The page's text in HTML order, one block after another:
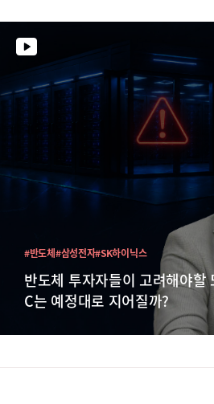
반도체 투자자들이 고려해야할
C는 예정대로 지어질까?
#반도체#삼성전자#SK하이닉스